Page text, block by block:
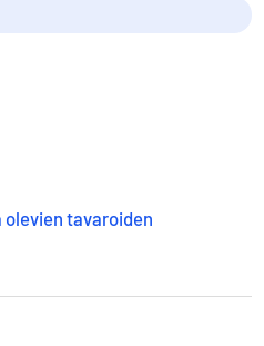
tavaroiden